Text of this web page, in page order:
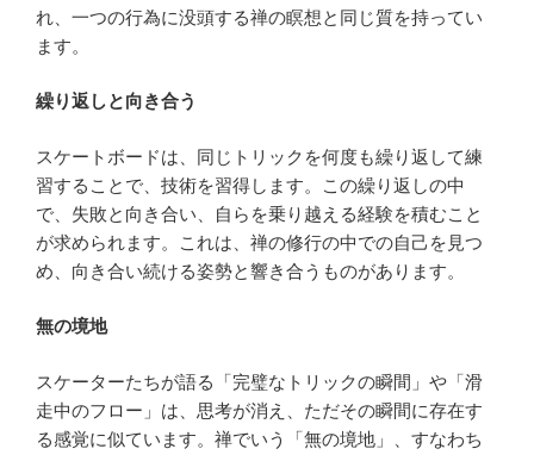
れ、一つの行為に没頭する禅の瞑想と同じ質を持ってい
ます。
繰り返しと向き合う
スケートボードは、同じトリックを何度も繰り返して練
習することで、技術を習得します。この繰り返しの中
で、失敗と向き合い、自らを乗り越える経験を積むこと
が求められます。これは、禅の修行の中での自己を見つ
め、向き合い続ける姿勢と響き合うものがあります。
無の境地
スケーターたちが語る「完璧なトリックの瞬間」や「滑
走中のフロー」は、思考が消え、ただその瞬間に存在す
る感覚に似ています。禅でいう「無の境地」、すなわち